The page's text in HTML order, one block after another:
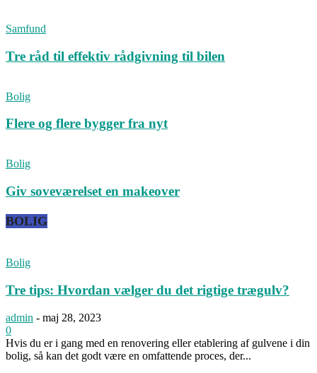
Samfund
Tre råd til effektiv rådgivning til bilen
Bolig
Flere og flere bygger fra nyt
Bolig
Giv soveværelset en makeover
BOLIG
Bolig
Tre tips: Hvordan vælger du det rigtige trægulv?
admin - maj 28, 2023
0
Hvis du er i gang med en renovering eller etablering af gulvene i din
bolig, så kan det godt være en omfattende proces, der...